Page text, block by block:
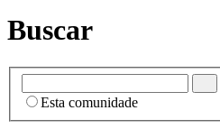
Buscar
Esta comunidade